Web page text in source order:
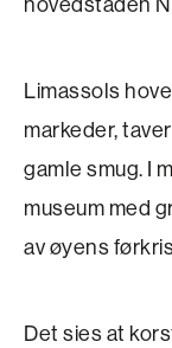
hovedstaden
Limassols
markeder,
gamle smug. I
museum med
av øyens
Det sies at